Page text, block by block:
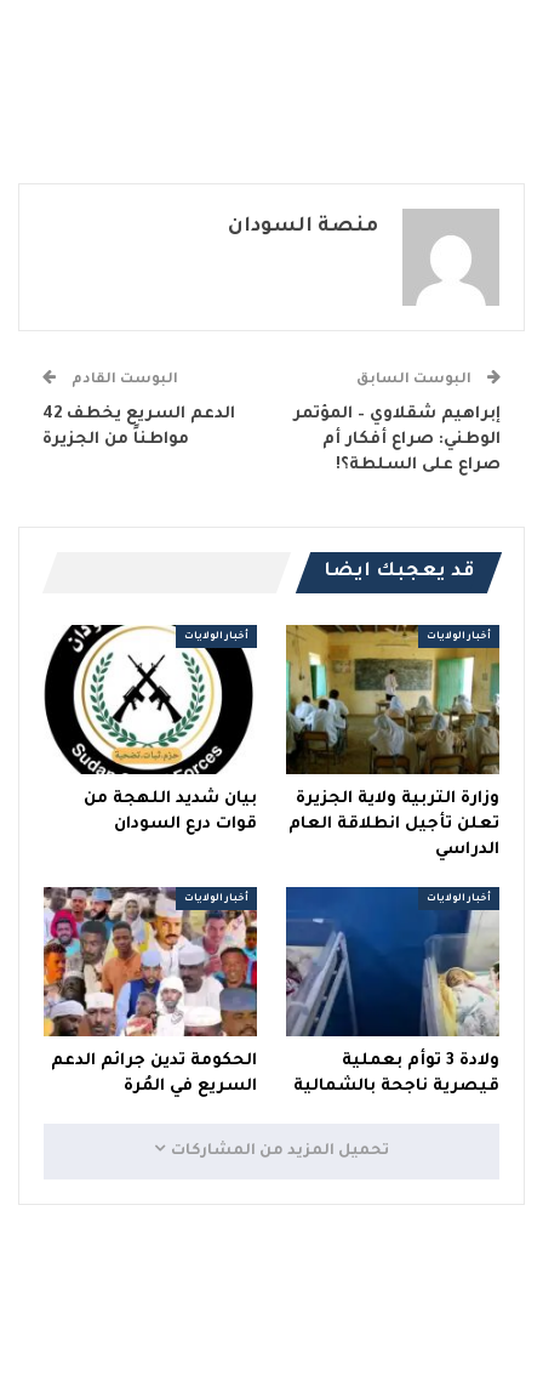
منصة السودان
البوست السابق
إبراهيم شقلاوي – المؤتمر
الوطني: صراع أفكار أم
صراع على السلطة؟!
البوست القادم
الدعم السريع يخطف 42
مواطناً من الجزيرة
قد يعجبك ايضا
أخبار الولايات
وزارة التربية ولاية الجزيرة
تعلن تأجيل انطلاقة العام
الدراسي
أخبار الولايات
بيان شديد اللهجة من
قوات درع السودان
أخبار الولايات
ولادة 3 توأم بعملية
قيصرية ناجحة بالشمالية
أخبار الولايات
الحكومة تدين جرائم الدعم
السريع في المُرة
تحميل المزيد من المشاركات